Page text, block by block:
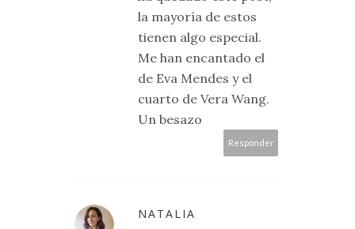
la mayoría de estos
tienen algo especial.
Me han encantado el
de Eva Mendes y el
cuarto de Vera Wang.
Un besazo
Responder
NATALIA